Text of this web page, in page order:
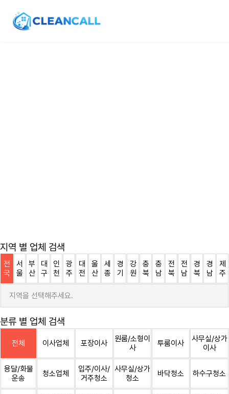
지역 별 업체 검색
전
국
서
울
부
산
대
구
인
천
광
주
대
전
울
산
세
종
경
기
강
원
충
북
충
남
전
북
전
남
경
북
경
남
제
주
지역을 선택해주세요.
분류 별 업체 검색
전체 이사업체 포장이사
원룸/소형이
사
투룸이사
사무실/상가
이사
용달/화물
운송
청소업체
입주/이사/
거주청소
사무실/상가
청소
바닥청소 하수구청소